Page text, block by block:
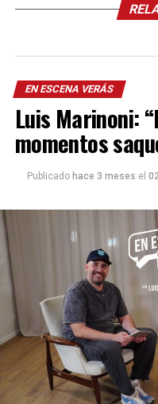
EN ESCENA VERÁS
Luis Marinoni:
momentos
Publicado hace 3 meses el